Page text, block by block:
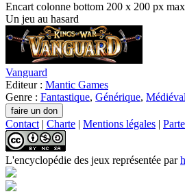
Encart colonne bottom 200 x 200 px max
Un jeu au hasard
Vanguard
Editeur : Mantic Games
Genre : Fantastique, Générique, Médiéval
Contact | Charte | Mentions légales |
L'encyclopédie des jeux représentée par